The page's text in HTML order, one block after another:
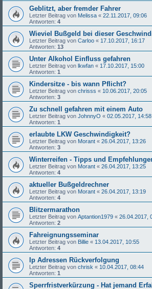
Geblitzt, aber fremder Fahrer
Letzter Beitrag von Melissa « 22.11.2017, 09:06
Antworten: 4
Wieviel Bußgeld bei dieser
Letzter Beitrag von Carloo « 17.10.2017, 16:17
Antworten: 13
Unter Alkohol Einfluss gefahren
Letzter Beitrag von lkwfan « 17.10.2017, 15:00
Antworten: 1
Kindersitze - bis wann Pflicht?
Letzter Beitrag von chrisss « 10.06.2017, 20:05
Antworten: 3
Zu schnell gefahren mit einem Auto
Letzter Beitrag von JohnnyO « 02.05.2017, 14:58
Antworten: 1
erlaubte LKW Geschwindigkeit?
Letzter Beitrag von Morant « 26.04.2017, 13:26
Antworten: 3
Winterreifen - Tipps und
Letzter Beitrag von Morant « 26.04.2017, 13:25
Antworten: 4
aktueller Bußgeldrechner
Letzter Beitrag von Morant « 26.04.2017, 13:19
Antworten: 4
Blitzermarathon
Letzter Beitrag von Aptantion1979 « 26.04.2017,
Antworten: 2
Fahreignungsseminar
Letzter Beitrag von Billie « 13.04.2017, 10:55
Antworten: 4
Ip Adressen Rückverfolgung
Letzter Beitrag von chrisk « 10.04.2017, 08:44
Antworten: 1
Sperrfristverkürzung - Hat jemand